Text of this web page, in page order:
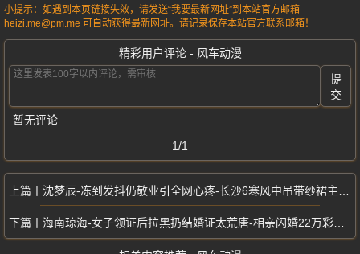
小提示：如遇到本页链接失效，请发送“我要最新网址”到本站官方邮箱
heizi.me@pm.me 可自动获得最新网址。请记录保存本站官方联系邮箱！
精彩用户评论 - 风车动漫
提
交
暂无评论
1/1
沈梦辰-冻到发抖仍敬业引全网心疼-长沙6寒风中吊带纱裙主持歌手
海南琼海-女子领证后拉黑扔结婚证太荒唐-相亲闪婚22万彩礼骗局曝光